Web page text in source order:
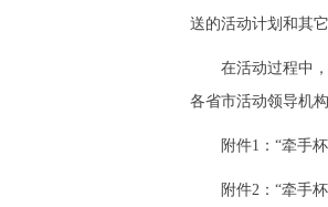
送的活动计划和其
在活动过程中，
各省市活动领导机
附件1：“牵手杯
附件2：“牵手杯